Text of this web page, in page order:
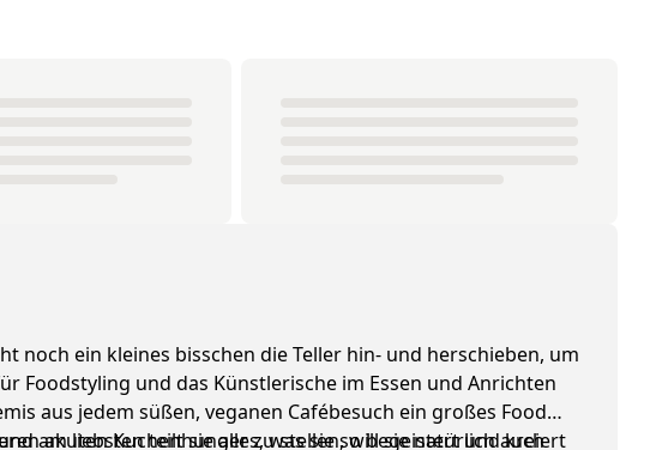
noch ein kleines bisschen die Teller hin- und herschieben, um
Foodstyling und das Künstlerische im Essen und Anrichten
aus jedem süßen, veganen Cafébesuch ein großes Food
akuten Kuchenhunger zu stellen, will sie natürlich auch
am liebsten teilt sie alles, was sie so begeistert und kreiert